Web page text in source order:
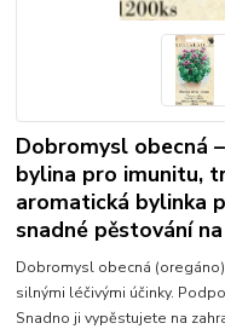
Dobromysl obecná
bylina pro imunitu,
aromatická bylinka
snadné pěstování
Dobromysl obecná
silnými léčivými účinky.
Snadno ji vypěstujete na